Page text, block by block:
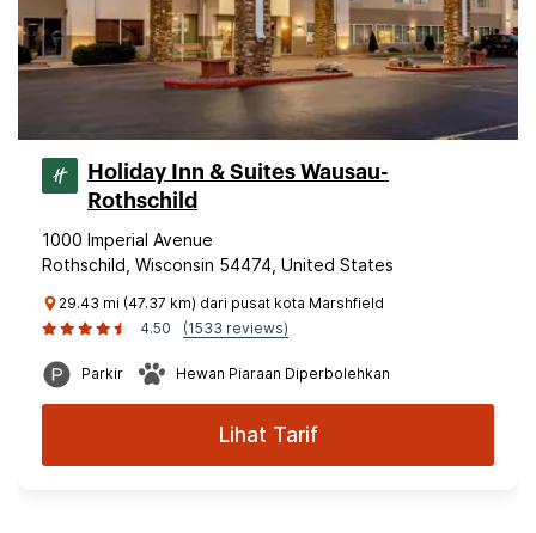
Holiday Inn & Suites Wausau-
Rothschild
1000 Imperial Avenue
Rothschild, Wisconsin 54474, United States
29.43 mi (47.37 km) dari pusat kota Marshfield
4.50
(1533 reviews)
Parkir Hewan Piaraan Diperbolehkan
Lihat Tarif